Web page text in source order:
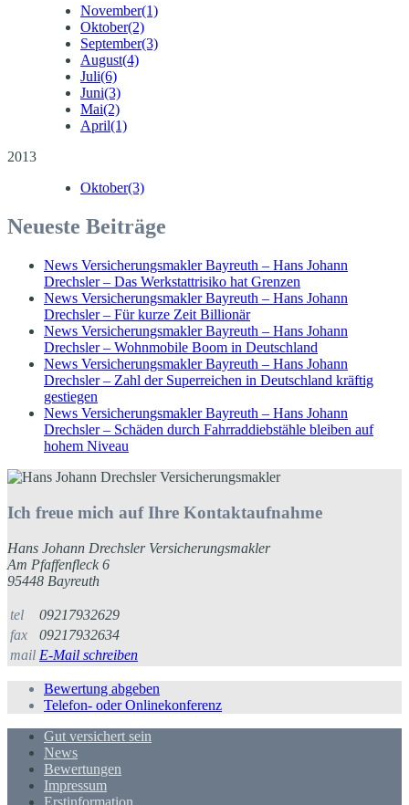
November(1)
Oktober(2)
September(3)
August(4)
Juli(6)
Juni(3)
Mai(2)
April(1)
2013
Oktober(3)
Neueste Beiträge
News Versicherungsmakler Bayreuth – Hans Johann
Drechsler – Das Werkstattrisiko hat Grenzen
News Versicherungsmakler Bayreuth – Hans Johann
Drechsler – Für kurze Zeit Billionär
News Versicherungsmakler Bayreuth – Hans Johann
Drechsler – Wohnmobile Boom in Deutschland
News Versicherungsmakler Bayreuth – Hans Johann
Drechsler – Zahl der Superreichen in Deutschland kräftig
gestiegen
News Versicherungsmakler Bayreuth – Hans Johann
Drechsler – Schäden durch Fahrraddiebstähle bleiben auf
hohem Niveau
Ich freue mich auf Ihre Kontaktaufnahme
Hans Johann Drechsler Versicherungsmakler
Am Pfaffenfleck 6
95448 Bayreuth
tel
09217932629
fax
09217932634
mail E-Mail schreiben
Bewertung abgeben
Telefon- oder Onlinekonferenz
Gut versichert sein
News
Bewertungen
Impressum
Erstinformation